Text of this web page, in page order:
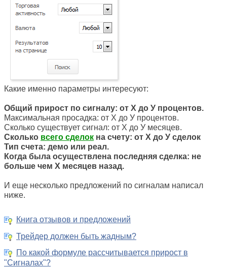
Какие именно параметры интересуют:
Общий прирост по сигналу: от Х до У процентов.
Максимальная просадка: от Х до У процентов.
Сколько существует сигнал: от Х до У месяцев.
Сколько всего сделок на счету: от Х до У сделок
Тип счета: демо или реал.
Когда была осуществлена последняя сделка: не
больше чем X месяцев назад.
И еще несколько предложений по сигналам написал
ниже.
Книга отзывов и предложений
Трейдер должен быть жадным?
По какой формуле рассчитывается прирост в
"Сигналах"?